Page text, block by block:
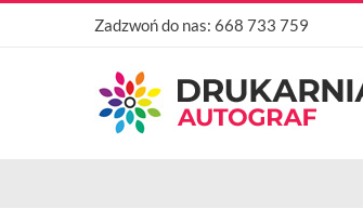
Przejdź
Zadzwoń do nas: 668 733 759